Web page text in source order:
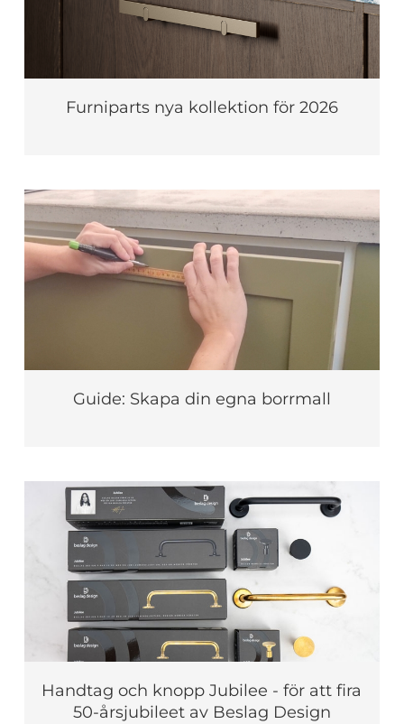
Furniparts nya kollektion för 2026
Guide: Skapa din egna borrmall
Handtag och knopp Jubilee - för att fira
50-årsjubileet av Beslag Design